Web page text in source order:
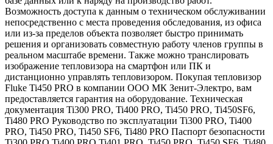
Возможность доступа к данным о техническом обслуживании
непосредственно с места проведения обследования, из офиса
или из-за пределов объекта позволяет быстро принимать
решения и организовать совместную работу членов группы в
реальном масштабе времени. Также можно транслировать
изображение тепловизора на смартфон или ПК и
дистанционно управлять тепловизором. Покупая тепловизор
Fluke Ti450 PRO в компании ООО МК Зенит-Электро, вам
предоставляется гарантия на оборудование. Техническая
документация Ti300 PRO, Ti400 PRO, Ti450 PRO, Ti450SF6,
Ti480 PRO Руководство по эксплуатации Ti300 PRO, Ti400
PRO, Ti450 PRO, Ti450 SF6, Ti480 PRO Паспорт безопасности